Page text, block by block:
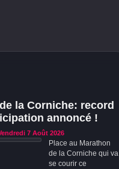
la Corniche: record
annoncé !
7 Août 2026
Place au Marathon
de la Corniche qui va
se courir ce